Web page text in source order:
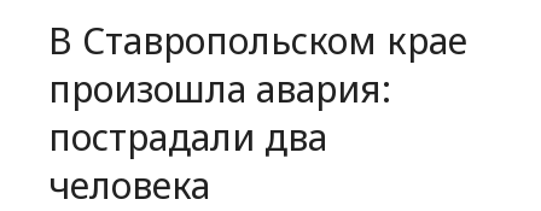
Городские события
В Ставропольском крае
произошла авария:
пострадали два
человека